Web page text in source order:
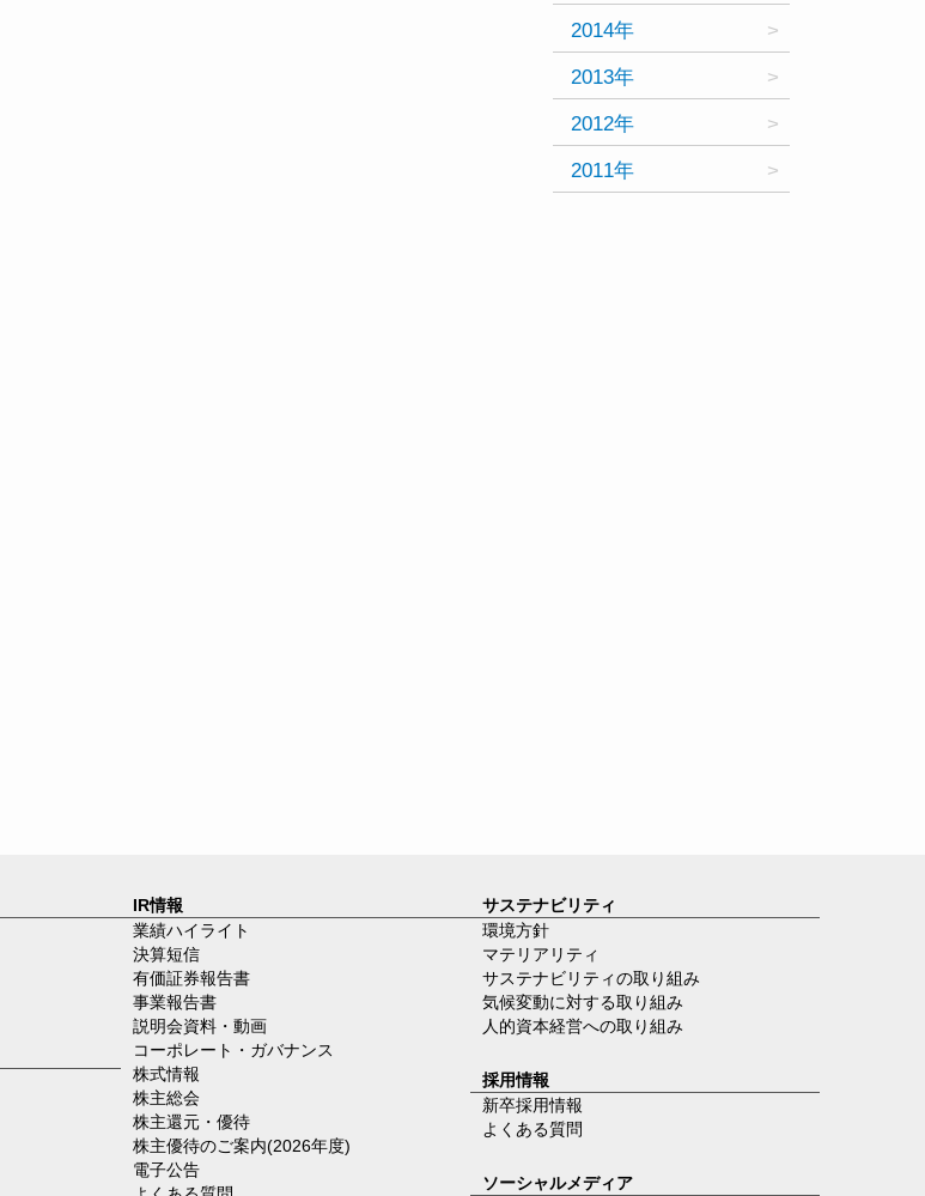
2014年
2013年
2012年
2011年
IR情報
業績ハイライト
決算短信
有価証券報告書
事業報告書
説明会資料・動画
コーポレート・ガバナンス
株式情報
株主総会
株主還元・優待
株主優待のご案内(2026年度)
電子公告
サステナビリティ
環境方針
マテリアリティ
サステナビリティの取り組み
気候変動に対する取り組み
人的資本経営への取り組み
採用情報
新卒採用情報
よくある質問
ソーシャルメディア